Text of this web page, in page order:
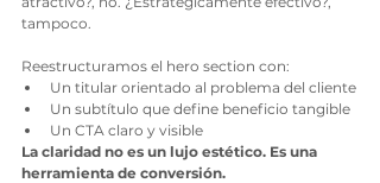
tampoco.
Reestructuramos el hero section con:
Un titular orientado al problema del cliente
Un subtítulo que define beneficio tangible
Un CTA claro y visible
La claridad no es un lujo estético. Es una
herramienta de conversión.